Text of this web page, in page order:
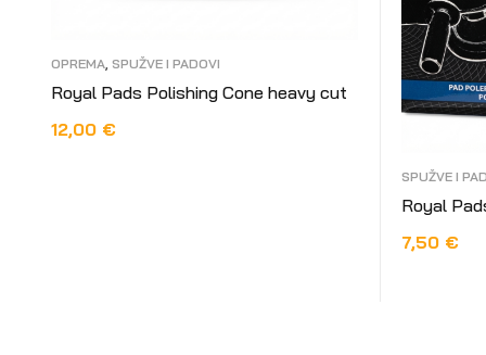
OPREMA SPUŽVE I PADOVI
Royal Pads Polishing Cone heavy cut
12,00 €
SPUŽVE I
Royal
7,50 €